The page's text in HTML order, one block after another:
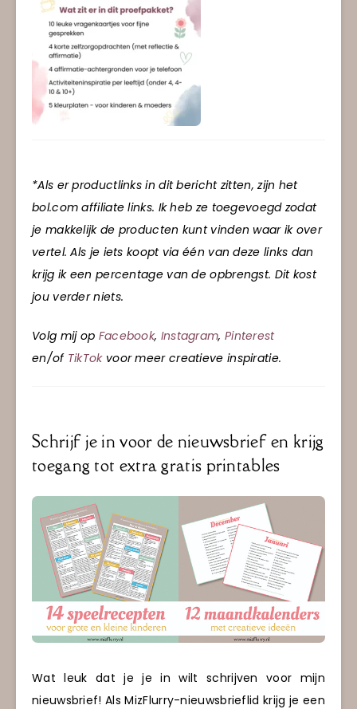
*Als er productlinks in dit bericht zitten, zijn het
bol.com affiliate links. Ik heb ze toegevoegd zodat
je makkelijk de producten kunt vinden waar ik over
vertel. Als je iets koopt via één van deze links dan
krijg ik een percentage van de opbrengst. Dit kost
jou verder niets.
Volg mij op Facebook, Instagram, Pinterest
en/of TikTokvoor meer creatieve inspiratie.
Schrijf je in voor de nieuwsbrief en krijg
toegang tot extra gratis printables
Wat leuk dat je je in wilt schrijven voor mijn
nieuwsbrief! Als MizFlurry-nieuwsbrieflid krijg je een